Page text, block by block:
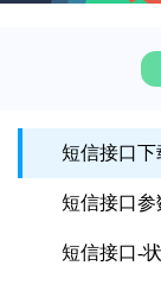
短信接口下
短信接口参
短信接口-状